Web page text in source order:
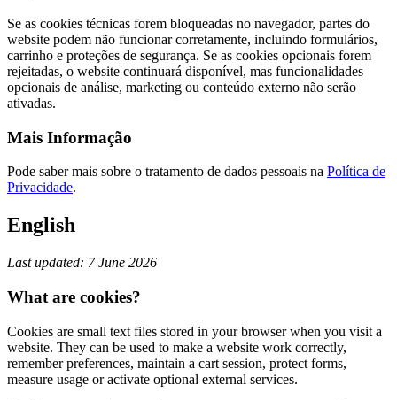
Se as cookies técnicas forem bloqueadas no navegador, partes do
website podem não funcionar corretamente, incluindo formulários,
carrinho e proteções de segurança. Se as cookies opcionais forem
rejeitadas, o website continuará disponível, mas funcionalidades
opcionais de análise, marketing ou conteúdo externo não serão
ativadas.
Mais Informação
Pode saber mais sobre o tratamento de dados pessoais na Política de
Privacidade.
English
Last updated: 7 June 2026
What are cookies?
Cookies are small text files stored in your browser when you visit a
website. They can be used to make a website work correctly,
remember preferences, maintain a cart session, protect forms,
measure usage or activate optional external services.